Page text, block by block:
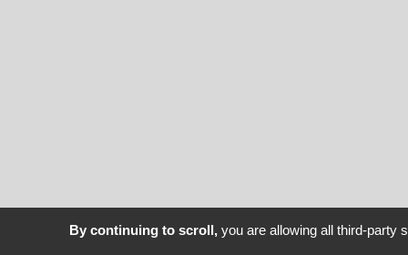
By continuing to scroll,you are allowing all third-party